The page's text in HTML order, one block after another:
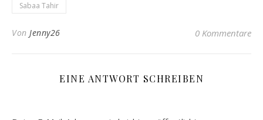
Sabaa Tahir
Von Jenny26 0 Kommentare
EINE ANTWORT SCHREIBEN